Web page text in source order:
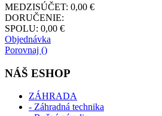
MEDZISÚČET: 0,00 €
DORUČENIE:
SPOLU: 0,00 €
Objednávka
Porovnaj ()
NÁŠ ESHOP
ZÁHRADA
- Záhradná technika